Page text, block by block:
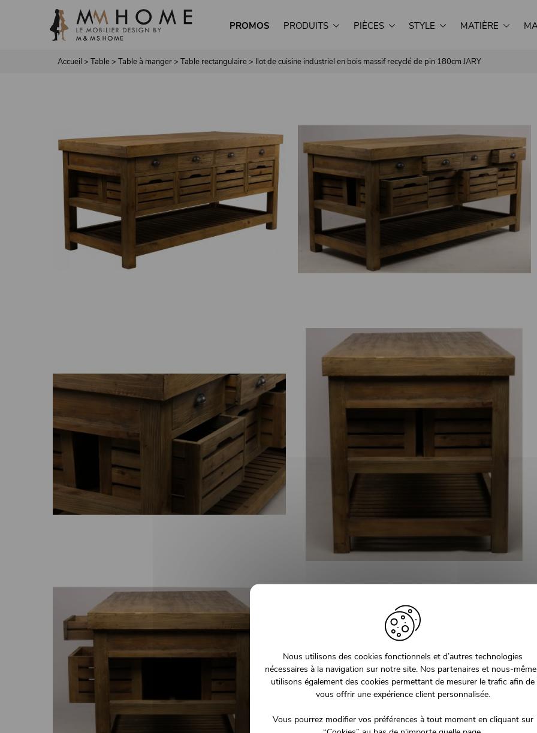
PROMOS PRODUITS PIÈCES STYLE MATIÈRE
Accueil > Table> Table à manger> Table rectangulaire> Ilot de cuisine industriel en bois massif recyclé de pin 180cm JARY
Panneau de gestion des cookies
Nous utilisons des cookies fonctionnels et d’autres technologies
nécessaires à la navigation sur notre site. Nos partenaires et nous-
utilisons également des cookies permettant de mesurer le trafic afin de
vous offrir une expérience client personnalisée.
Vous pourrez modifier vos préférences à tout moment en cliquant sur